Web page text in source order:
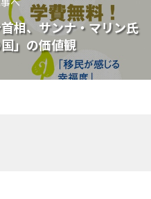
相、サンナ・マリン氏
」の価値観